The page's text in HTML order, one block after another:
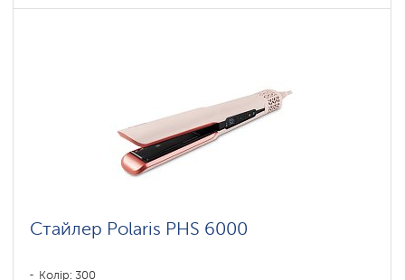
Стайлер Polaris PHS 6000
Колір: 300